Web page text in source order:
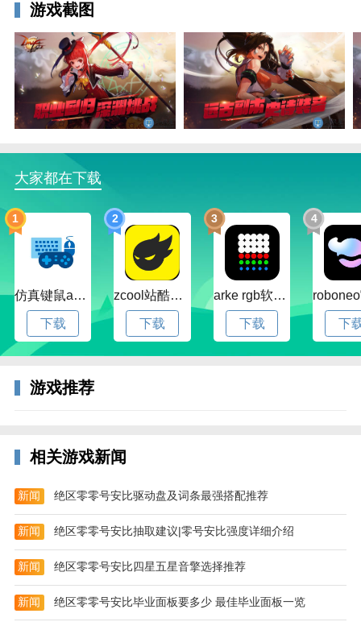
九游地下城与勇士m手游官方版介绍
继承2D横版过关格斗游戏的特色，经典四大初始职业，
八大转职待觉醒，上百套技能和装备组合，爽快格斗一
触即发。更有熟悉的深渊、史诗、多人副本等待勇士的
挑战，阿拉德的冒险，在移动指尖再次展开！十一年
fight成长不断突破变强，十一年格斗王者的经典正版之
作《地下城与勇士》手游。
地下城与勇士m九游最新特色
1、打击感强烈的PK动作手法，神装假猪与你再战云
端；
2、华丽酷炫的技能特效也是必不可少的，绝对带给你
最震撼的视听双享受。
3、Boss战斗不断的异界冒险，天空之城重回经典异
游戏截图
大家都在下载
1
仿真键鼠app官方版下载v1.4.3.58 安卓最新版
下载
2
zcool站酷官方版下载v5.15.0 安卓最新版本
下载
3
arke rgb软件下载v20.0 安卓版
下载
4
下
游戏推荐
相关游戏新闻
新闻 绝区零零号安比驱动盘及词条最强搭配推荐
新闻 绝区零零号安比抽取建议|零号安比强度详细介绍
新闻 绝区零零号安比四星五星音擎选择推荐
新闻 绝区零零号安比毕业面板要多少 最佳毕业面板一览